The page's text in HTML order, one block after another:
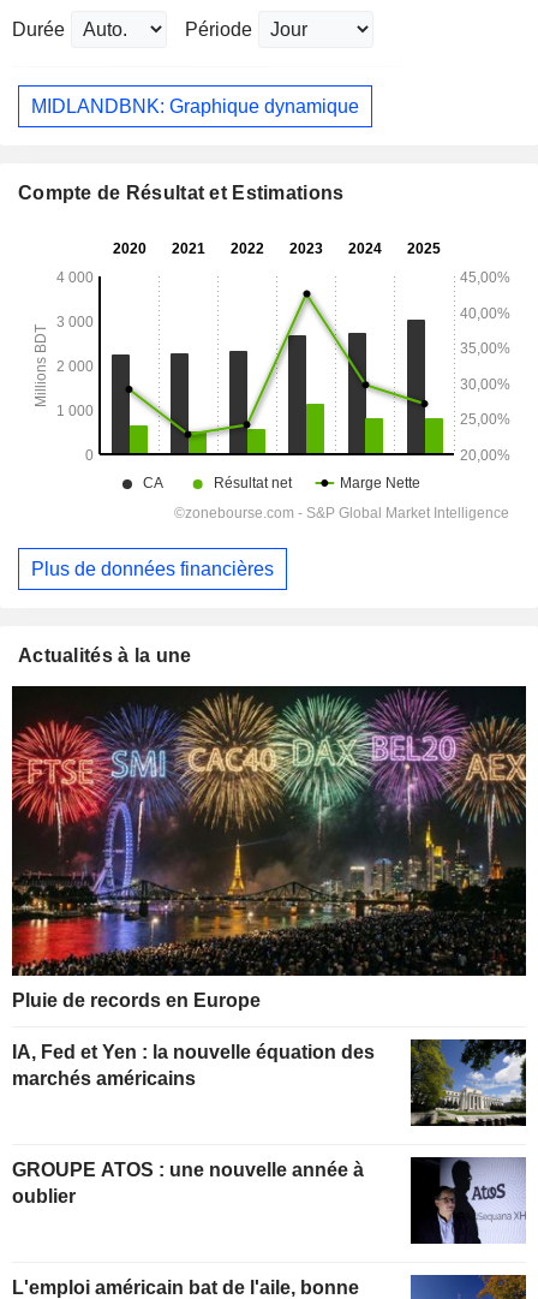
Durée Période
MIDLANDBNK: Graphique dynamique
Compte de Résultat et Estimations
Plus de données financières
Actualités à la une
Pluie de records en Europe
IA, Fed et Yen : la nouvelle équation des
marchés américains
GROUPE ATOS : une nouvelle année à
oublier
L'emploi américain bat de l'aile, bonne